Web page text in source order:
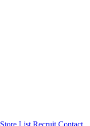
Store List Recruit Contact